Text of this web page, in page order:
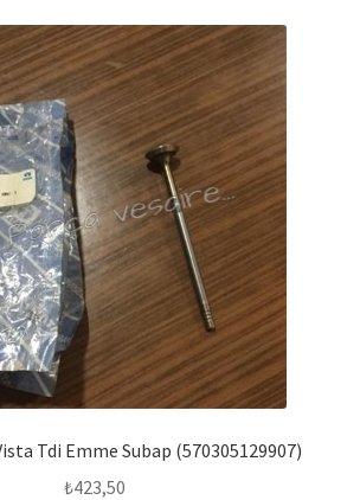
Tdi Emme Subap (570305129907)
₺423,50